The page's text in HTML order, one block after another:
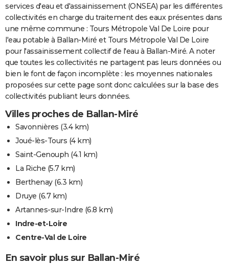
services d'eau et d'assainissement (ONSEA) par les différentes
collectivités en charge du traitement des eaux présentes dans
une même commune : Tours Métropole Val De Loire pour
l'eau potable à Ballan-Miré et Tours Métropole Val De Loire
pour l'assainissement collectif de l'eau à Ballan-Miré. A noter
que toutes les collectivités ne partagent pas leurs données ou
bien le font de façon incomplète : les moyennes nationales
proposées sur cette page sont donc calculées sur la base des
collectivités publiant leurs données.
Villes proches de Ballan-Miré
Savonnières (3.4 km)
Joué-lès-Tours (4 km)
Saint-Genouph (4.1 km)
La Riche (5.7 km)
Berthenay(6.3 km)
Druye (6.7 km)
Artannes-sur-Indre (6.8 km)
Indre-et-Loire
Centre-Val de Loire
En savoir plus sur Ballan-Miré